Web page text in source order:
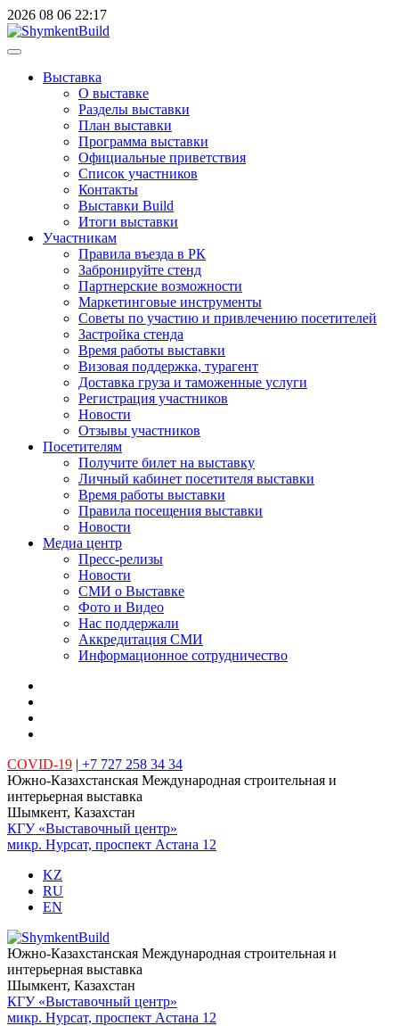
2026 08 06 22:17
Выставка
О выставке
Разделы выставки
План выставки
Программа выставки
Официальные приветствия
Cписок участников
Контакты
Выставки Build
Итоги выставки
Участникам
Правила въезда в РК
Забронируйте стенд
Партнерские возможности
Маркетинговые инструменты
Советы по участию и привлечению посетителей
Застройка стенда
Время работы выставки
Визовая поддержка, турагент
Доставка груза и таможенные услуги
Регистрация участников
Новости
Отзывы участников
Посетителям
Получите билет на выставку
Личный кабинет посетителя выставки
Время работы выставки
Правила посещения выставки
Новости
Медиа центр
Пресс-релизы
Новости
СМИ о Выставке
Фото и Видео
Нас поддержали
Аккредитация СМИ
Информационное сотрудничество
COVID-19 | +7 727 258 34 34
Южно-Казахстанская Международная строительная и
интерьерная выставка
Шымкент, Казахстан
КГУ «Выставочный центр»
микр. Нурсат, проспект Астана 12
KZ
RU
EN
Южно-Казахстанская Международная строительная и
интерьерная выставка
Шымкент, Казахстан
КГУ «Выставочный центр»
микр. Нурсат, проспект Астана 12